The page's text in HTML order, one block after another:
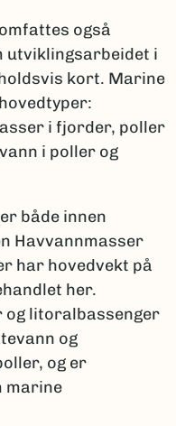
også
utviklingsarbeidet i
kort. Marine
i fjorder, poller
i poller og
både innen
Havvannmasser
har hovedvekt på
her.
og litoralbassenger
og
og er
marine